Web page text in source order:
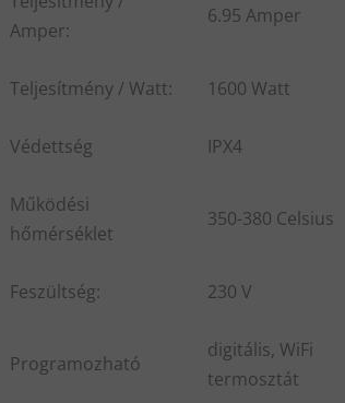
Amper:
6.95 Amper
Teljesítmény / Watt: 1600 Watt
Védettség IPX4
Működési
hőmérséklet
350-380 Celsius
Feszültség: 230 V
Programozható
digitális, WiFi
termosztát